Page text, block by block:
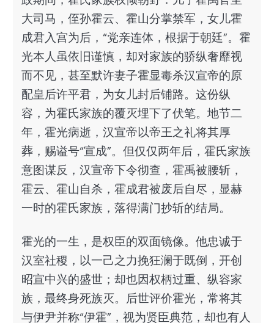
大司马，侄孙霍云、霍山分掌禁军，女儿霍
成君入宫为后，“党亲连体，根据于朝廷”。霍
光本人虽依旧谨慎，却对家族的骄纵奢靡视
而不见，甚至默许妻子霍显毒杀汉宣帝的原
配皇后许平君，为女儿封后铺路。这份纵
容，为霍氏家族的覆灭埋下了伏笔。地节二
年，霍光病逝，汉宣帝以帝王之礼将其厚
葬，赐谥号“宣成”。但仅仅两年后，霍氏家族
意图谋反，汉宣帝下令彻查，霍禹被腰斩，
霍云、霍山自杀，霍成君被废后自尽，显赫
一时的霍氏家族，落得满门抄斩的结局。
霍光的一生，是权臣的双面镜像。他忠诚于
汉室社稷，以一己之力挽狂澜于既倒，开创
昭宣中兴的盛世；却也因权柄过重、纵容家
族，最终身死族灭。后世评价霍光，常将其
与伊尹并称“伊霍”，视为贤臣典范，却也有人